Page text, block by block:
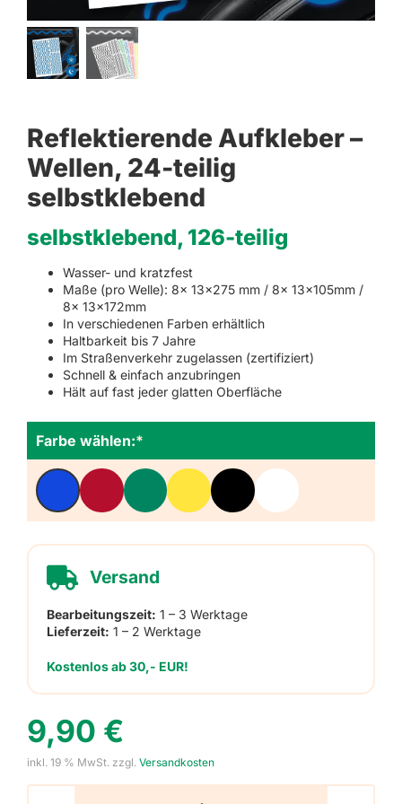
Reflektierende Aufkleber –
Wellen, 24-teilig
selbstklebend
selbstklebend, 126-teilig
Wasser- und kratzfest
Maße (pro Welle): 8x 13×275 mm / 8x 13x105mm /
8x 13x172mm
In verschiedenen Farben erhältlich
Haltbarkeit bis 7 Jahre
Im Straßenverkehr zugelassen (zertifiziert)
Schnell & einfach anzubringen
Hält auf fast jeder glatten Oberfläche
*
Farbe wählen:
Versand
Bearbeitungszeit: 1 – 3 Werktage
Lieferzeit: 1 – 2 Werktage
Kostenlos ab 30,- EUR!
9,90 €
inkl. 19 % MwSt. zzgl. Versandkosten